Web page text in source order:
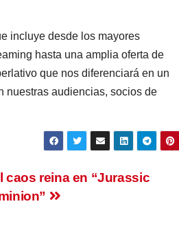
incluye desde los mayores
hasta una amplia oferta de
que nos diferenciará en un
nuestras audiencias, socios de
caos reina en “Jurassic